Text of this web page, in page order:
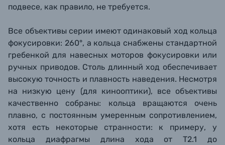
подвесе, как правило, не требуется.
Все объективы серии имеют одинаковый ход кольца
фокусировки: 260°, а кольца снабжены стандартной
гребенкой для навесных моторов фокусировки или
ручных приводов. Столь длинный ход обеспечивает
высокую точность и плавность наведения. Несмотря
на низкую цену (для кинооптики), все объективы
качественно собраны: кольца вращаются очень
плавно, с постоянным умеренным сопротивлением,
хотя есть некоторые странности: к примеру, у
кольца диафрагмы длина хода от T2.1 до